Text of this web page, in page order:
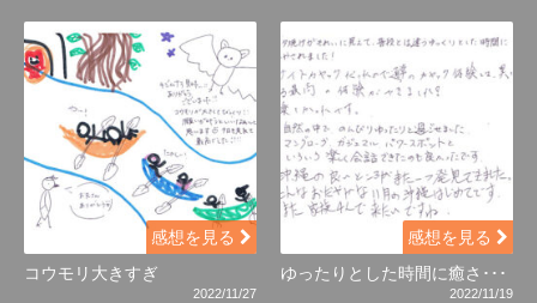
感想を見る
コウモリ大きすぎ
2022/11/27
感想を見る
ゆったりとした時間に癒さ･･･
2022/11/19